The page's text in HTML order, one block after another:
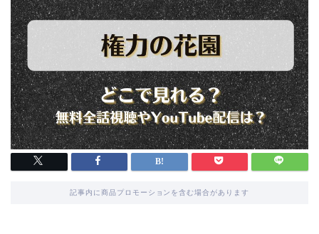
記事内に商品プロモーションを含む場合があります